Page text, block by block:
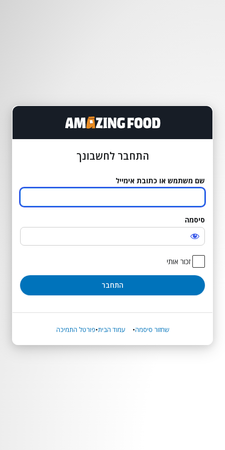
התחבר
התחבר לחשבונך
שם משתמש או כתובת אימייל
סיסמה
זכור אותי
שחזור סיסמה עמוד הבית פורטל התמיכה